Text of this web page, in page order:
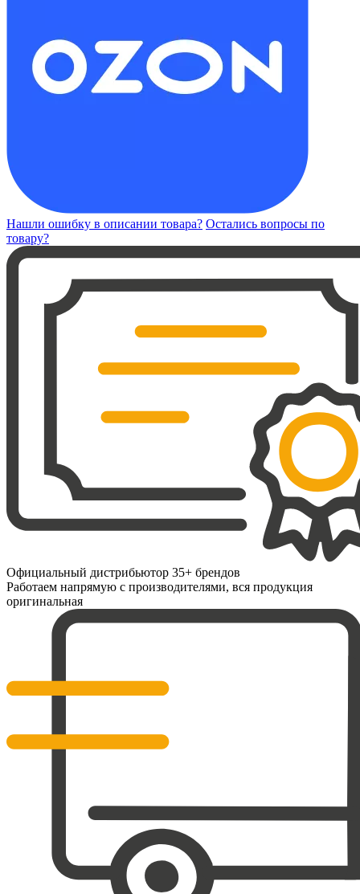
Нашли ошибку в описании товара? Остались вопросы по
товару?
Официальный дистрибьютор 35+ брендов
Работаем напрямую с производителями, вся продукция
оригинальная